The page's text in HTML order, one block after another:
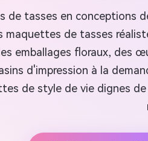
de tasses en conceptions
maquettes de tasses
emballages floraux, des
d'impression à la
de style de vie dignes